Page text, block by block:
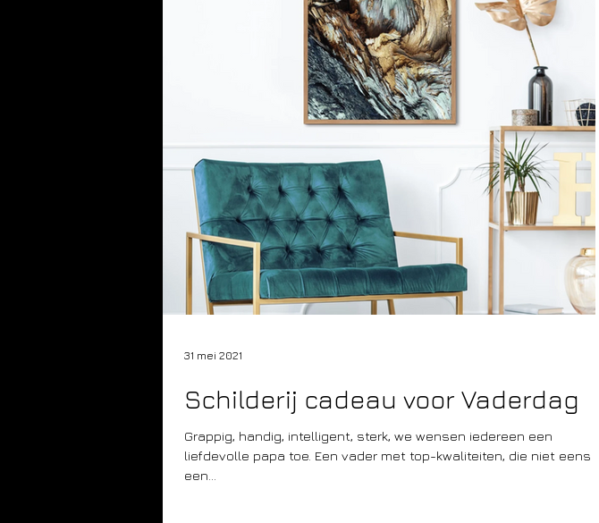
Schilderij cadeau voor Vaderdag
Grappig, handig, intelligent, sterk, we wensen iedereen een
liefdevolle papa toe. Een vader met top-kwaliteiten, die niet eens in
een...
31 mei 2021